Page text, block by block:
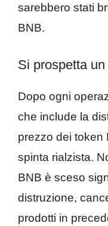
sarebbero stati
BNB.
Si prospetta
Dopo ogni
che include la
prezzo dei token
spinta rialzista.
BNB è sceso
distruzione,
prodotti in